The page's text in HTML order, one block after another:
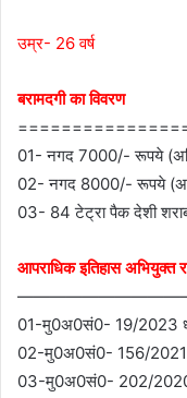
उम्र- 26 वर्ष
बरामदगी का विवरण
01- नगद 7000/- रूपये
02- नगद 8000/- रूपये
03- 84 टेट्रा पैक देशी
आपराधिक इतिहास अभियुक्त
01-मु0अ0सं0- 19/2023
02-मु0अ0सं0- 156/2021
03-मु0अ0सं0- 202/2020